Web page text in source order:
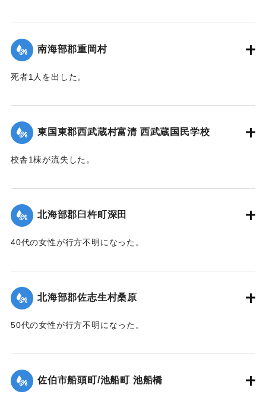
｜固有コード: 00481070
南海部郡重岡村
死者1人を出した。
｜固有コード: 00481062
東国東郡西武蔵村富清 西武蔵国民学校
校舎1棟が流失した。
｜固有コード: 00481063
北海部郡臼杵町深田
40代の女性が行方不明になった。
｜固有コード: 00481064
北海部郡佐志生村桑原
50代の女性が行方不明になった。
｜固有コード: 00481065
佐伯市船頭町/池船町 池船橋